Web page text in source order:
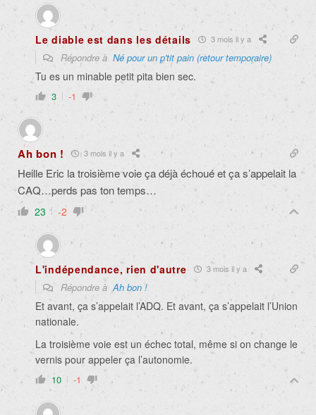
Le diable est dans les détails 3 mois il y a
Répondre à Né pour un p'tit pain (retour temporaire)
Tu es un minable petit pita bien sec.
3 -1
Ah bon ! 3 mois il y a
Heille Eric la troisième voie ça déjà échoué et ça s’appelait la
CAQ…perds pas ton temps…
23 -2
L'indépendance, rien d'autre 3 mois il y a
Répondre à Ah bon !
Et avant, ça s’appelait l’ADQ. Et avant, ça s’appelait l’Union
nationale.
La troisième voie est un échec total, même si on change le
vernis pour appeler ça l’autonomie.
10 -1